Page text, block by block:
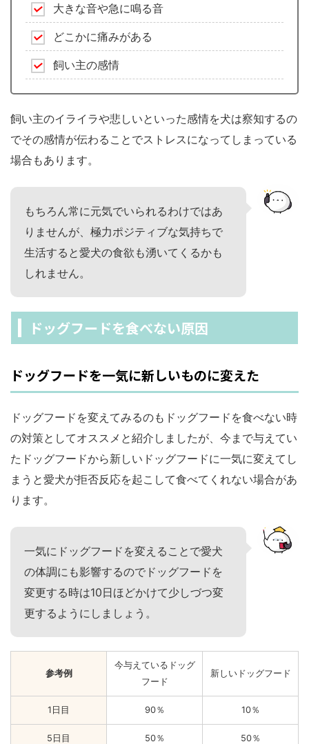
大きな音や急に鳴る音
どこかに痛みがある
飼い主の感情
飼い主のイライラや悲しいといった感情を犬は察知するの
でその感情が伝わることでストレスになってしまっている
場合もあります。
もちろん常に元気でいられるわけではあ
りませんが、極力ポジティブな気持ちで
生活すると愛犬の食欲も湧いてくるかも
しれません。
ドッグフードを食べない原因
ドッグフードを一気に新しいものに変えた
ドッグフードを変えてみるのもドッグフードを食べない時
の対策としてオススメと紹介しましたが、今まで与えてい
たドッグフードから新しいドッグフードに一気に変えてし
まうと愛犬が拒否反応を起こして食べてくれない場合があ
ります。
一気にドッグフードを変えることで愛犬
の体調にも影響するのでドッグフードを
変更する時は10日ほどかけて少しづつ変
更するようにしましょう。
参考例
今与えているドッグ
フード
新しいドッグフード
1日目 90％ 10％
5日目 50％ 50％